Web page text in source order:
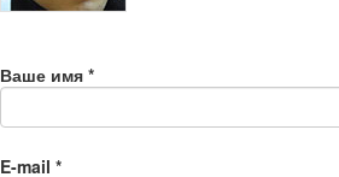
Ваше имя *
E-mail *